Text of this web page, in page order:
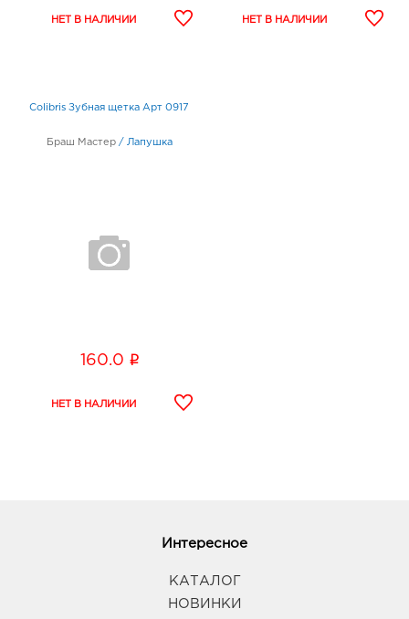
Colibris Зубная щетка Арт 0917
Браш Мастер / Лапушка
160.0 i
Интересное
КАТАЛОГ
НОВИНКИ